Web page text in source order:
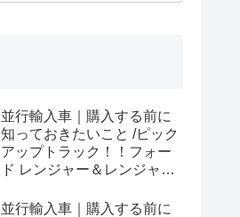
並行輸入車｜購入する前に
知っておきたいこと /ピック
アップトラック！！フォー
ド レンジャー＆レンジャー
め！
並行輸入車｜購入する前に